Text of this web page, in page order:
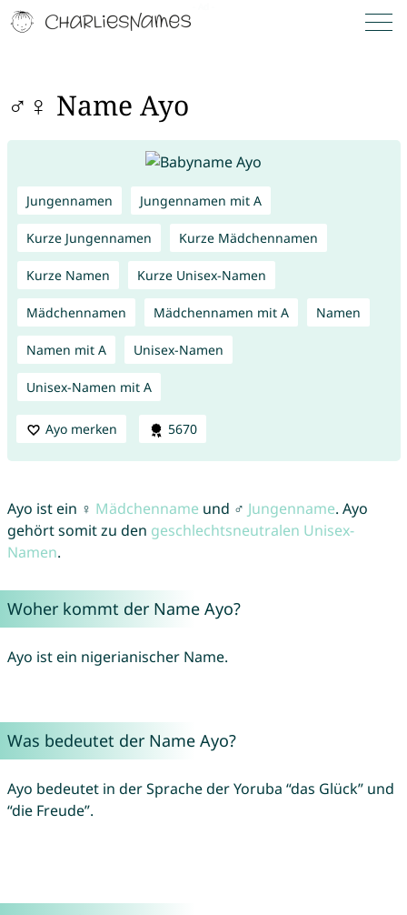
♂♀ Name Ayo
Jungennamen Jungennamen mit A
Kurze Jungennamen Kurze Mädchennamen
Kurze Namen Kurze Unisex-Namen
Mädchennamen Mädchennamen mit A Namen
Namen mit A Unisex-Namen
Unisex-Namen mit A
Ayo merken 5670
Ayo ist ein ♀ Mädchenname und ♂ Jungenname. Ayo
gehört somit zu den geschlechtsneutralen Unisex-
Namen.
Woher kommt der Name Ayo?
Ayo ist ein nigerianischer Name.
Was bedeutet der Name Ayo?
Ayo bedeutet in der Sprache der Yoruba “das Glück” und
“die Freude”.